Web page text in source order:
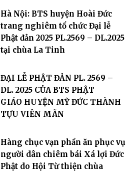
Hà Nội: BTS huyện Hoài Đức
trang nghiêm tổ chức Đại lễ
Phật đản 2025 PL.2569 – DL.2025
tại chùa La Tinh
ĐẠI LỄ PHẬT ĐẢN PL. 2569 –
DL. 2025 CỦA BTS PHẬT
GIÁO HUYỆN MỸ ĐỨC THÀNH
TỰU VIÊN MÃN
Hàng chục vạn phần ăn phục vụ
người dân chiêm bái Xá lợi Đức
Phật do Hội Từ thiện chùa